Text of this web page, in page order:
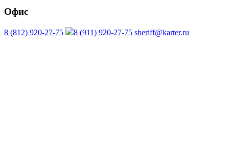
Офис
8 (812) 920-27-75 8 (911) 920-27-75 sheriff@karter.ru